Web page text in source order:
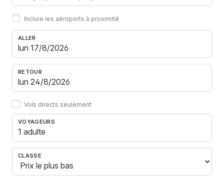
Inclure les aéroports à proximité
ALLER
RETOUR
Vols directs seulement
VOYAGEURS
1 adulte
CLASSE